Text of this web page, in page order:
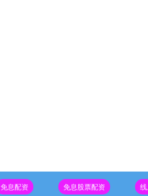
免息配资 免息股票配资